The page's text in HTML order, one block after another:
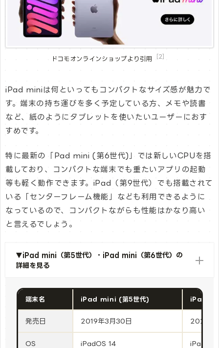
ドコモオンラインショップより引用 ［2］
iPad miniは何といってもコンパクトなサイズ感が魅力で
す。端末の持ち運びを多く予定している方、メモや読書
など、紙のようにタブレットを使いたいユーザーにおす
すめです。
特に最新の「Pad mini (第6世代)」では新しいCPUを搭
載しており、コンパクトな端末でも重たいアプリの起動
等も軽く動作できます。iPad（第9世代）でも搭載されて
いる「センターフレーム機能」なども利用できるように
なっているので、コンパクトながらも性能はかなり高い
と言えるでしょう。
▼iPad mini（第5世代）・iPad mini（第6世代）の
詳細を見る
端末名 iPad mini (第5世代) iPad
発売日 2019年3月30日 2021年
OS iPadOS 14 iPad OS